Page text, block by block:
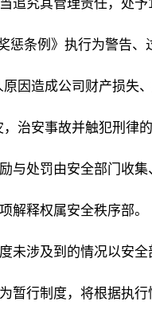
追究其管理责任，处予
惩条例》执行为警告、
原因造成公司财产损失
治安事故并触犯刑律
与处罚由安全部门收
解释权属安全秩序部。
未涉及到的情况以安全
暂行制度，将根据执行